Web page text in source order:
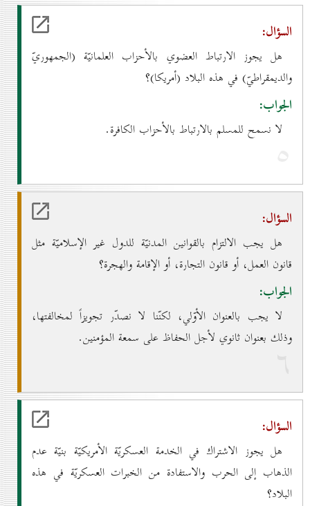
السؤال:
هل يجوز الارتباط العضوي بالأحزاب العلمانيّة (الجمهوريّ
والديمقراطيّ) في هذه البلاد (أمريكا)؟
الجواب:
لا نسمح للمسلم بالارتباط بالأحزاب الكافرة.
٥
السؤال:
هل يجب الالتزام بالقوانين المدنيّة للدول غير الإسلاميّة مثل
قانون العمل، أو قانون التجارة، أو الإقامة والهجرة؟
الجواب:
لا يجب بالعنوان الأوّلي، لكنّنا لا نصدّر تجويزاً لمخالفتها،
وذلك بعنوان ثانوي لأجل الحفاظ على سمعة المؤمنين.
٦
السؤال:
هل يجوز الاشتراك في الخدمة العسكريّة الأمريكيّة بنيّة عدم
الذهاب إلى الحرب والاستفادة من الخبرات العسكريّة في هذه
البلاد؟